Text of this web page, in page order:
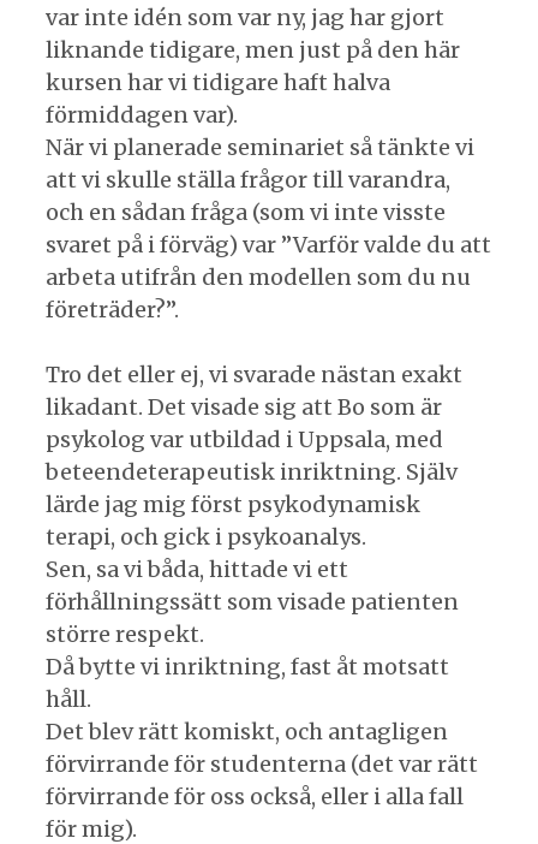
var inte idén som var ny, jag har gjort
liknande tidigare, men just på den här
kursen har vi tidigare haft halva
förmiddagen var).
När vi planerade seminariet så tänkte vi
att vi skulle ställa frågor till varandra,
och en sådan fråga (som vi inte visste
svaret på i förväg) var ”Varför valde du att
arbeta utifrån den modellen som du nu
företräder?”.
Tro det eller ej, vi svarade nästan exakt
likadant. Det visade sig att Bo som är
psykolog var utbildad i Uppsala, med
beteendeterapeutisk inriktning. Själv
lärde jag mig först psykodynamisk
terapi, och gick i psykoanalys.
Sen, sa vi båda, hittade vi ett
förhållningssätt som visade patienten
större respekt.
Då bytte vi inriktning, fast åt motsatt
håll.
Det blev rätt komiskt, och antagligen
förvirrande för studenterna (det var rätt
förvirrande för oss också, eller i alla fall
för mig).